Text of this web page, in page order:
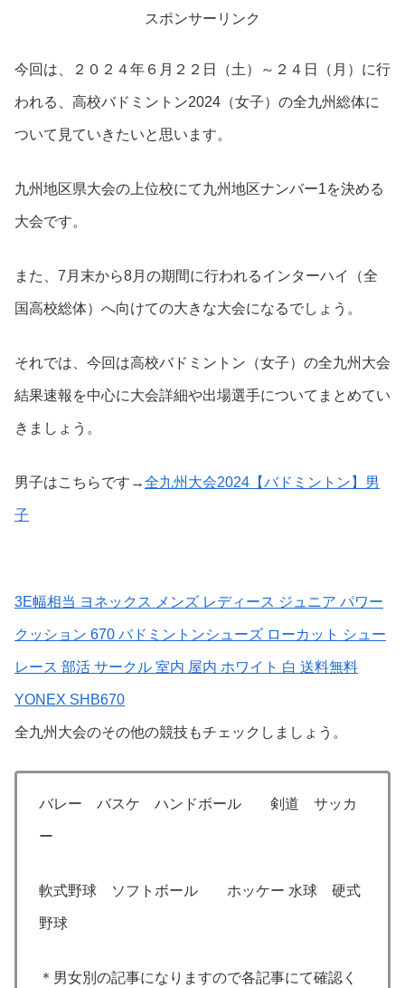
スポンサーリンク
今回は、２０２４年６月２２日（土）～２４日（月）に行
われる、高校バドミントン2024（女子）の全九州総体に
ついて見ていきたいと思います。
九州地区県大会の上位校にて九州地区ナンバー1を決める
大会です。
また、7月末から8月の期間に行われるインターハイ（全
国高校総体）へ向けての大きな大会になるでしょう。
それでは、今回は高校バドミントン（女子）の全九州大会
結果速報を中心に大会詳細や出場選手についてまとめてい
きましょう。
男子はこちらです→全九州大会2024【バドミントン】男
子
3E幅相当 ヨネックス メンズ レディース ジュニア パワー
クッション 670 バドミントンシューズ ローカット シュー
レース 部活 サークル 室内 屋内 ホワイト 白 送料無料
YONEX SHB670
全九州大会のその他の競技もチェックしましょう。
バレー バスケ ハンドボール 剣道 サッカ
ー
軟式野球 ソフトボール ホッケー 水球 硬式
野球
＊男女別の記事になりますので各記事にて確認く